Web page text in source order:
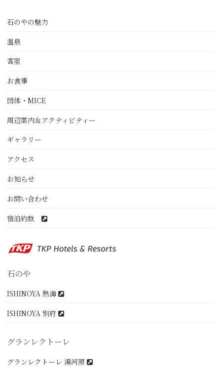
石のやの魅力
温泉
客室
お食事
団体・MICE
周辺案内＆アクティビティー
ギャラリー
アクセス
お知らせ
お問い合わせ
宿泊約款
石のや
ISHINOYA 熱海
ISHINOYA 別府
グランレクトーレ
グランレクトーレ 湯河原